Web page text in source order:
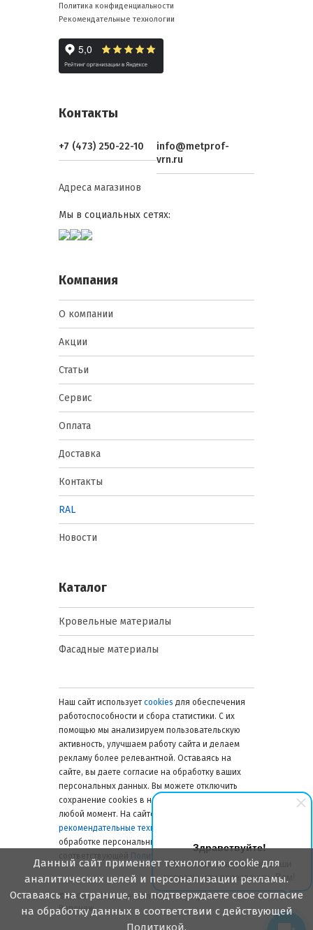
Здравствуйте!
Мы готовы ответить на Ваши
вопросы или перезвонить Вам!
Политика конфиденциальности
Рекомендательные технологии
Контакты
+7 (473) 250-22-10
info@metprof-
vrn.ru
Адреса магазинов
Мы в социальных сетях:
Компания
О компании
Акции
Статьи
Сервис
Оплата
Доставка
Контакты
RAL
Новости
Каталог
Кровельные материалы
Фасадные материалы
Наш сайт использует cookies для обеспечения
работоспособности и сбора статистики. С их
помощью мы анализируем пользовательскую
активность, улучшаем работу сайта и делаем
рекламу более релевантной. Оставаясь на
сайте, вы даете согласие на обработку ваших
персональных данных. Вы можете отключить
сохранение cookies в настройках браузера в
любой момент. На сайте также применяются
рекомендательные технологии
обработке персональных данных — в
Политике
© 2006 — 2026. Металлинвест Профиль.
Воронеж
Данный сайт применяет технологию cookie для
аналитических целей и персонализации рекламы.
Оставаясь на странице, вы подтверждаете свое согласие
на обработку данных в соответствии с действующей
Политикой.